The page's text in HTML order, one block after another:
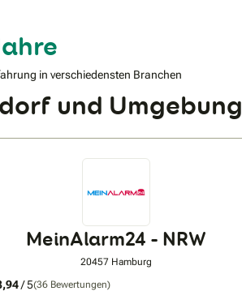
in verschiedensten Branchen
und Umgebung
MeinAlarm24 - NRW
20457 Hamburg
/ 5(36 Bewertungen)